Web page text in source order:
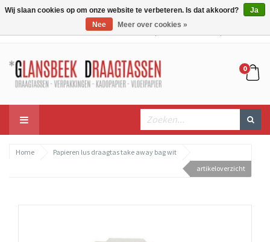
0
Home
Papieren lus draagtas take away bag wit
artikeloverzicht
Wij slaan cookies op om onze website te verbeteren. Is dat akkoord?
Ja
Nee
Meer over cookies »